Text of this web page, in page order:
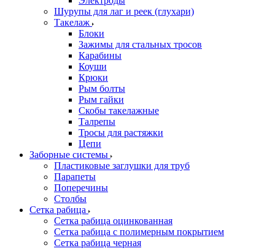
Шурупы для лаг и реек (глухари)
Такелаж
Блоки
Зажимы для стальных тросов
Карабины
Коуши
Крюки
Рым болты
Рым гайки
Скобы такелажные
Талрепы
Тросы для растяжки
Цепи
Заборные системы
Пластиковые заглушки для труб
Парапеты
Поперечины
Столбы
Сетка рабица
Сетка рабица оцинкованная
Сетка рабица с полимерным покрытием
Сетка рабица черная